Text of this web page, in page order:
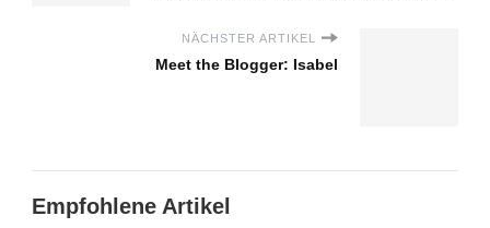
NÄCHSTER ARTIKEL
Meet the Blogger: Isabel
Empfohlene Artikel